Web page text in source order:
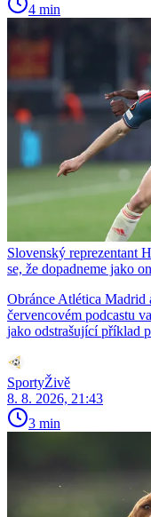
4 min
Slovenský reprezentant
se, že dopadneme jako
Obránce Atlética Madrid
červencovém podcastu
jako odstrašující příklad
SportyŽivě
8. 8. 2026, 21:43
3 min